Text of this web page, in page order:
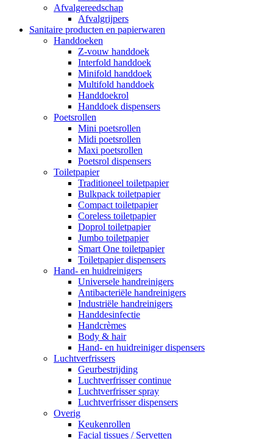
Afvalgereedschap
Afvalgrijpers
Sanitaire producten en papierwaren
Handdoeken
Z-vouw handdoek
Interfold handdoek
Minifold handdoek
Multifold handdoek
Handdoekrol
Handdoek dispensers
Poetsrollen
Mini poetsrollen
Midi poetsrollen
Maxi poetsrollen
Poetsrol dispensers
Toiletpapier
Traditioneel toiletpapier
Bulkpack toiletpapier
Compact toiletpapier
Coreless toiletpapier
Doprol toiletpapier
Jumbo toiletpapier
Smart One toiletpapier
Toiletpapier dispensers
Hand- en huidreinigers
Universele handreinigers
Antibacteriële handreinigers
Industriële handreinigers
Handdesinfectie
Handcrèmes
Body & hair
Hand- en huidreiniger dispensers
Luchtverfrissers
Geurbestrijding
Luchtverfrisser continue
Luchtverfrisser spray
Luchtverfrisser dispensers
Overig
Keukenrollen
Facial tissues / Servetten